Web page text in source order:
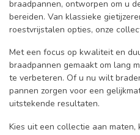
braadpannen, ontworpen om u
bereiden. Van klassieke
roestvrijstalen opties, onze
Met een focus op kwaliteit en
braadpannen gemaakt om lang
te verbeteren. Of u nu wilt
pannen zorgen voor een
uitstekende resultaten.
Kies uit een collectie aan